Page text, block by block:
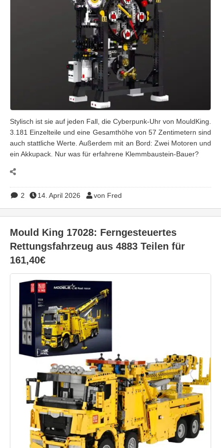
Stylisch ist sie auf jeden Fall, die Cyberpunk-Uhr von MouldKing.
3.181 Einzelteile und eine Gesamthöhe von 57 Zentimetern sind
auch stattliche Werte. Außerdem mit an Bord: Zwei Motoren und
ein Akkupack. Nur was für erfahrene Klemmbaustein-Bauer?
2 14. April 2026 von Fred
Mould King 17028: Ferngesteuertes
Rettungsfahrzeug aus 4883 Teilen für
161,40€